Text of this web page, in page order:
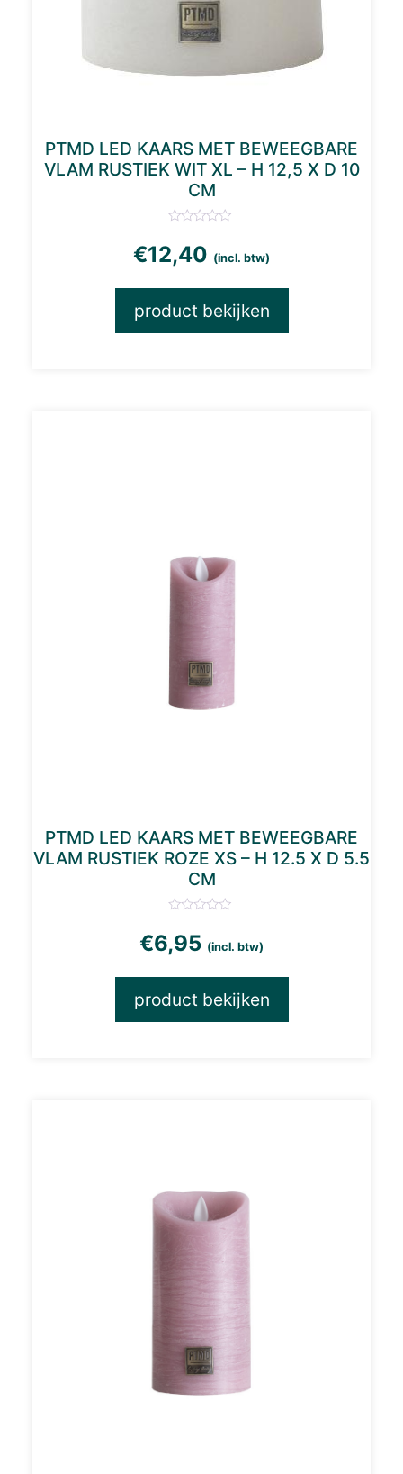
PTMD LED KAARS MET BEWEEGBARE
VLAM RUSTIEK WIT XL – H 12,5 X D 10
CM
€12,40 (incl. btw)
product bekijken
PTMD LED KAARS MET BEWEEGBARE
VLAM RUSTIEK ROZE XS – H 12.5 X D 5.5
CM
€6,95 (incl. btw)
product bekijken